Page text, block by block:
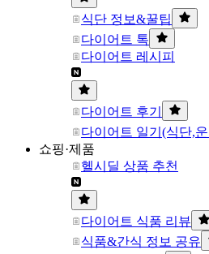
식단 정보&꿀팁
다이어트 톡
다이어트 레시피
다이어트 후기
다이어트 일기(식단,
쇼핑·제품
헬시딜 상품 추천
다이어트 식품 리뷰
식품&간식 정보 공유